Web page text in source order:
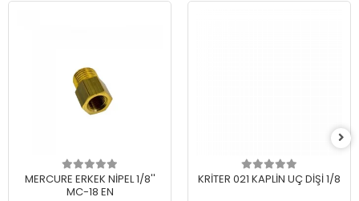
MERCURE ERKEK NİPEL 1/8''
MC-18 EN
KRİTER 021 KAPLİN UÇ DİŞİ 1/8